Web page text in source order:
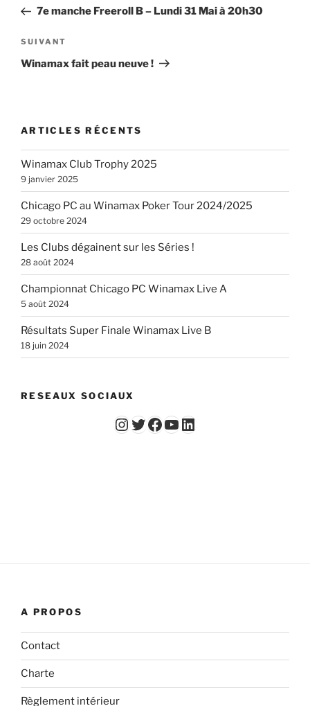
l’article
précédent
7e manche Freeroll B – Lundi 31 Mai à 20h30
Article
suivant
SUIVANT
Winamax fait peau neuve !
ARTICLES RÉCENTS
Winamax Club Trophy 2025
9 janvier 2025
Chicago PC au Winamax Poker Tour 2024/2025
29 octobre 2024
Les Clubs dégainent sur les Séries !
28 août 2024
Championnat Chicago PC Winamax Live A
5 août 2024
Résultats Super Finale Winamax Live B
18 juin 2024
RESEAUX SOCIAUX
Instagram
Twitter
Facebook
YouTube - Vidéos du Chicago Poker ClubLinkedIn
A PROPOS
Contact
Charte
Règlement intérieur